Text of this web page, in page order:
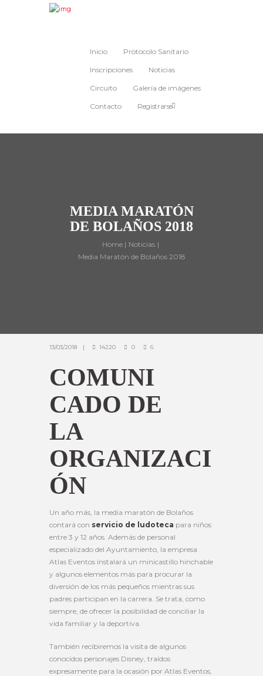
Inicio Protocolo Sanitario
Inscripciones Noticias
Circuito Galería de imágenes
Contacto Registrarse
MEDIA MARATÓN
DE BOLAÑOS 2018
Home
Noticias
Media Maratón de Bolaños 2018
13/03/2018 14220 0 6
COMUNI
CADO DE
LA
ORGANIZACI
ÓN
Un año más, la media maratón de Bolaños
contará con servicio de ludoteca para niños
entre 3 y 12 años. Además de personal
especializado del Ayuntamiento, la empresa
Atlas Eventos instalará un minicastillo hinchable
y algunos elementos más para procurar la
diversión de los más pequeños mientras sus
padres participan en la carrera. Se trata, como
siempre, de ofrecer la posibilidad de conciliar la
vida familiar y la deportiva.
También recibiremos la visita de algunos
conocidos personajes Disney, traídos
expresamente para la ocasión por Atlas Eventos,